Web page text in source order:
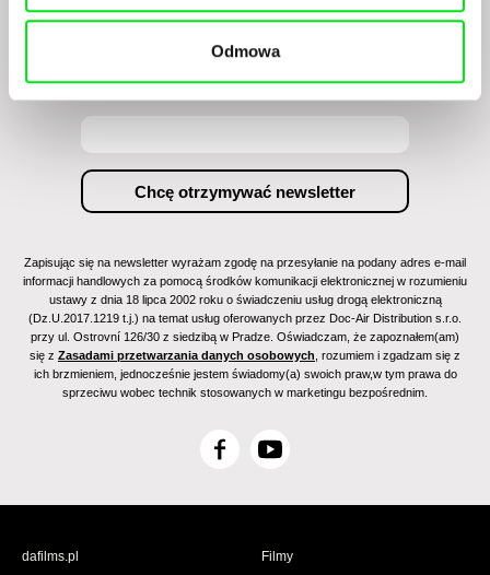
Odmowa
Czy chcesz regularnie otrzymywać newsletter z
naszym filmowym programem?
Zapisując się na newsletter wyrażam zgodę na przesyłanie na podany adres e-mail
informacji handlowych za pomocą środków komunikacji elektronicznej w rozumieniu
ustawy z dnia 18 lipca 2002 roku o świadczeniu usług drogą elektroniczną
(Dz.U.2017.1219 t.j.) na temat usług oferowanych przez Doc-Air Distribution s.r.o.
przy ul. Ostrovní 126/30 z siedzibą w Pradze. Oświadczam, że zapoznałem(am)
się z Zasadami przetwarzania danych osobowych , rozumiem i zgadzam się z
ich brzmieniem, jednocześnie jestem świadomy(a) swoich praw,w tym prawa do
sprzeciwu wobec technik stosowanych w marketingu bezpośrednim.
F
c
Y
u
dafilms.pl
Filmy